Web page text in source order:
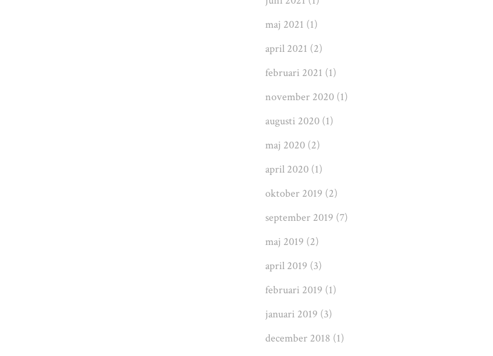
maj 2021 (1)
april 2021 (2)
februari 2021 (1)
november 2020 (1)
augusti 2020 (1)
maj 2020 (2)
april 2020 (1)
oktober 2019 (2)
september 2019 (7)
maj 2019 (2)
april 2019 (3)
februari 2019 (1)
januari 2019 (3)
december 2018 (1)